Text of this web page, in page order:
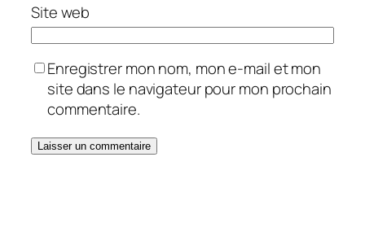
Site web
Enregistrer mon nom, mon e-mail et mon
site dans le navigateur pour mon prochain
commentaire.